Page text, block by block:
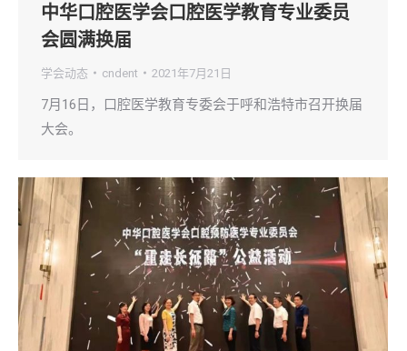
中华口腔医学会口腔医学教育专业委员
会圆满换届
学会动态 cndent 2021年7月21日
7月16日，口腔医学教育专委会于呼和浩特市召开换届
大会。